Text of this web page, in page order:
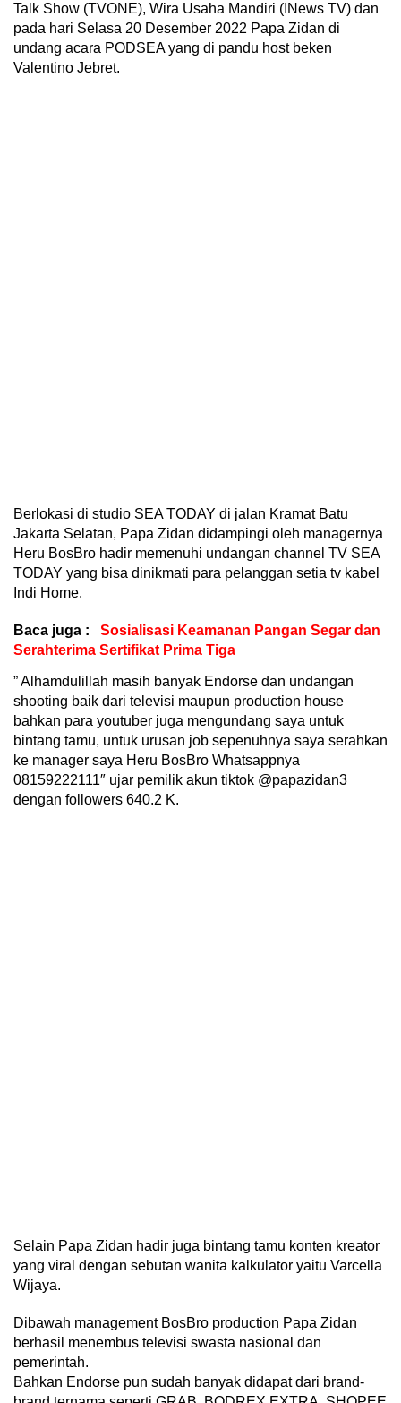
Talk Show (TVONE), Wira Usaha Mandiri (INews TV) dan
pada hari Selasa 20 Desember 2022 Papa Zidan di
undang acara PODSEA yang di pandu host beken
Valentino Jebret.
Berlokasi di studio SEA TODAY di jalan Kramat Batu
Jakarta Selatan, Papa Zidan didampingi oleh managernya
Heru BosBro hadir memenuhi undangan channel TV SEA
TODAY yang bisa dinikmati para pelanggan setia tv kabel
Indi Home.
Baca juga :
Sosialisasi Keamanan Pangan Segar dan
Serahterima Sertifikat Prima Tiga
” Alhamdulillah masih banyak Endorse dan undangan
shooting baik dari televisi maupun production house
bahkan para youtuber juga mengundang saya untuk
bintang tamu, untuk urusan job sepenuhnya saya serahkan
ke manager saya Heru BosBro Whatsappnya
08159222111″ ujar pemilik akun tiktok @papazidan3
dengan followers 640.2 K.
Selain Papa Zidan hadir juga bintang tamu konten kreator
yang viral dengan sebutan wanita kalkulator yaitu Varcella
Wijaya.
Dibawah management BosBro production Papa Zidan
berhasil menembus televisi swasta nasional dan
pemerintah.
Bahkan Endorse pun sudah banyak didapat dari brand-